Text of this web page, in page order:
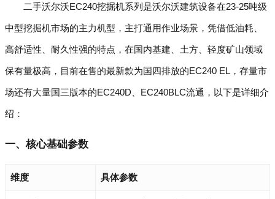
二手沃尔沃EC240挖掘机系列是沃尔沃建筑设备在23-25吨级
中型挖掘机市场的主力机型，主打通用作业场景，凭借低油耗、
高舒适性、耐久性强的特点，在国内基建、土方、轻度矿山领域
保有量极高，目前在售的最新款为国四排放的EC240 EL，存量市
场还有大量国三版本的EC240D、EC240BLC流通，以下是详细介
绍：
一、核心基础参数
维度 具体参数